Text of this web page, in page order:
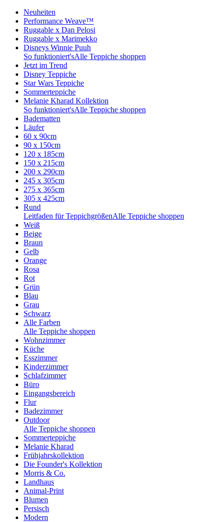
Neuheiten
Performance Weave™
Ruggable x Dan Pelosi
Ruggable x Marimekko
Disneys Winnie Puuh
So funktioniert'sAlle Teppiche shoppen
Jetzt im Trend
Disney Teppiche
Star Wars Teppiche
Sommerteppiche
Melanie Kharad Kollektion
So funktioniert'sAlle Teppiche shoppen
Badematten
Läufer
60 x 90cm
90 x 150cm
120 x 185cm
150 x 215cm
200 x 290cm
245 x 305cm
275 x 365cm
305 x 425cm
Rund
Leitfaden für TeppichgrößenAlle Teppiche shoppen
Weiß
Beige
Braun
Gelb
Orange
Rosa
Rot
Grün
Blau
Grau
Schwarz
Alle Farben
Alle Teppiche shoppen
Wohnzimmer
Küche
Esszimmer
Kinderzimmer
Schlafzimmer
Büro
Eingangsbereich
Flur
Badezimmer
Outdoor
Alle Teppiche shoppen
Sommerteppiche
Melanie Kharad
Frühjahrskollektion
Die Founder's Kollektion
Morris & Co.
Landhaus
Animal-Print
Blumen
Persisch
Modern